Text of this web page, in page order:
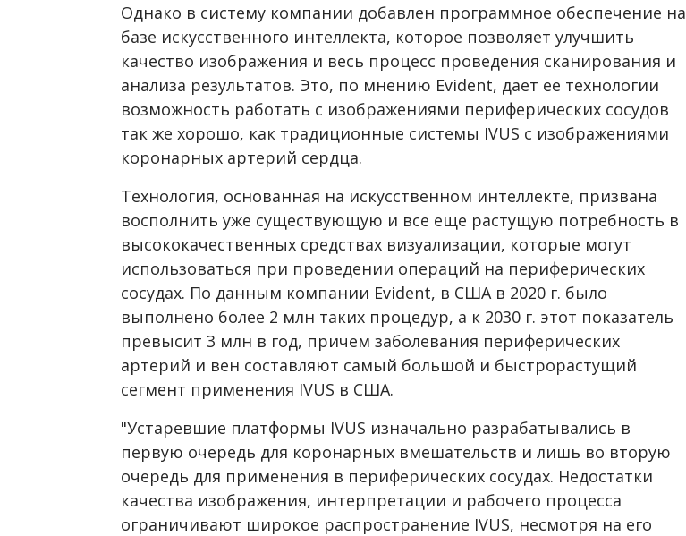
Однако в систему компании добавлен программное обеспечение на
базе искусственного интеллекта, которое позволяет улучшить
качество изображения и весь процесс проведения сканирования и
анализа результатов. Это, по мнению Evident, дает ее технологии
возможность работать с изображениями периферических сосудов
так же хорошо, как традиционные системы IVUS с изображениями
коронарных артерий сердца.
Технология, основанная на искусственном интеллекте, призвана
восполнить уже существующую и все еще растущую потребность в
высококачественных средствах визуализации, которые могут
использоваться при проведении операций на периферических
сосудах. По данным компании Evident, в США в 2020 г. было
выполнено более 2 млн таких процедур, а к 2030 г. этот показатель
превысит 3 млн в год, причем заболевания периферических
артерий и вен составляют самый большой и быстрорастущий
сегмент применения IVUS в США.
"Устаревшие платформы IVUS изначально разрабатывались в
первую очередь для коронарных вмешательств и лишь во вторую
очередь для применения в периферических сосудах. Недостатки
качества изображения, интерпретации и рабочего процесса
ограничивают широкое распространение IVUS, несмотря на его